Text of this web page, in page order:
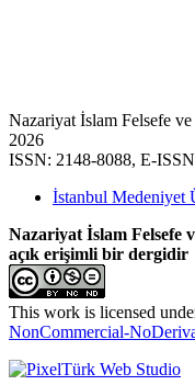
Nazariyat İslam Felsefe
2026
ISSN: 2148-8088, E-
İstanbul Medeniyet
Nazariyat İslam Felsefe
açık erişimli bir dergidir
This work is licensed
NonCommercial-